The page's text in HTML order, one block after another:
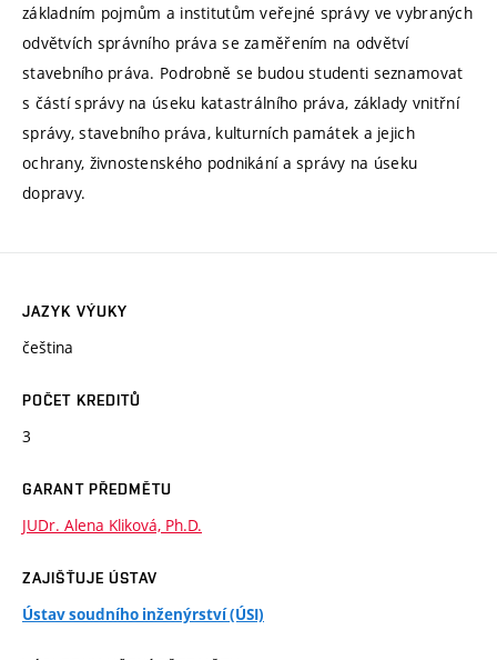
základním pojmům a institutům veřejné správy ve vybraných
odvětvích správního práva se zaměřením na odvětví
stavebního práva. Podrobně se budou studenti seznamovat
s částí správy na úseku katastrálního práva, základy vnitřní
správy, stavebního práva, kulturních památek a jejich
ochrany, živnostenského podnikání a správy na úseku
dopravy.
JAZYK VÝUKY
čeština
POČET KREDITŮ
3
GARANT PŘEDMĚTU
JUDr. Alena Kliková, Ph.D.
ZAJIŠŤUJE ÚSTAV
Ústav soudního inženýrství (ÚSI)